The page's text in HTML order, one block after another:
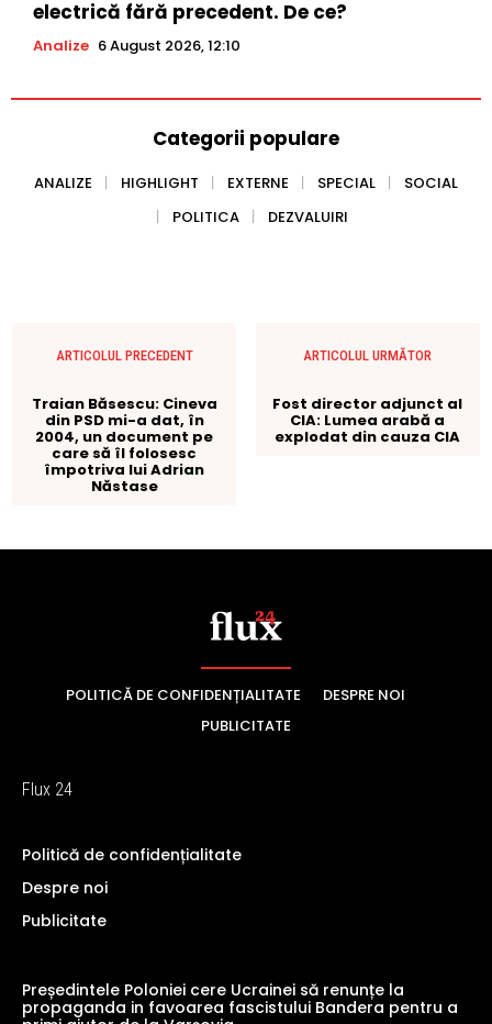
POLITICĂ DE CONFIDENȚIALITATE
DESPRE NOI
PUBLICITATE
Flux 24
Politică de confidențialitate
Despre noi
Publicitate
Președintele Poloniei cere Ucrainei să renunțe la
propaganda in favoarea fascistului Bandera pentru a